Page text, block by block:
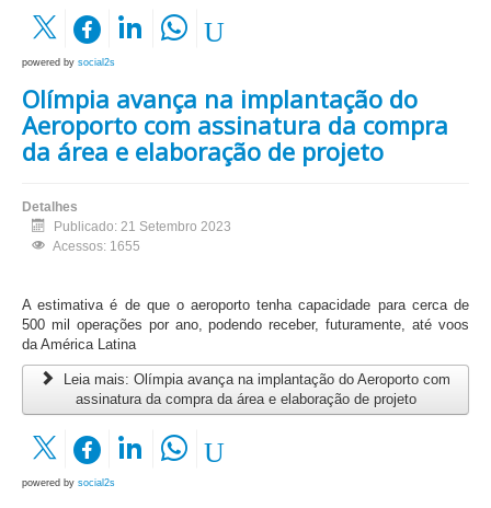
powered by social2s
Olímpia avança na implantação do
Aeroporto com assinatura da compra
da área e elaboração de projeto
Detalhes
Publicado: 21 Setembro 2023
Acessos: 1655
A estimativa é de que o aeroporto tenha capacidade para cerca de
500 mil operações por ano, podendo receber, futuramente, até voos
da América Latina
Leia mais: Olímpia avança na implantação do Aeroporto com
assinatura da compra da área e elaboração de projeto
powered by social2s